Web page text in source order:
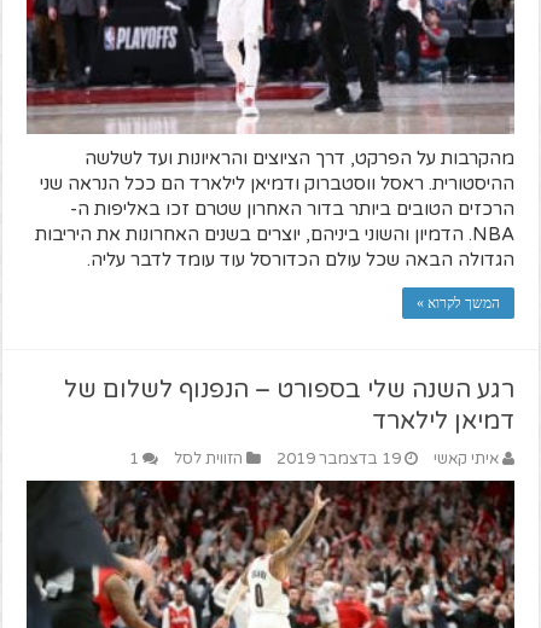
מהקרבות על הפרקט, דרך הציוצים והראיונות ועד לשלשה
ההיסטורית. ראסל ווסטברוק ודמיאן לילארד הם ככל הנראה שני
הרכזים הטובים ביותר בדור האחרון שטרם זכו באליפות ה-
NBA. הדמיון והשוני ביניהם, יוצרים בשנים האחרונות את היריבות
הגדולה הבאה שכל עולם הכדורסל עוד עומד לדבר עליה.
המשך לקרוא »
רגע השנה שלי בספורט – הנפנוף לשלום של
דמיאן לילארד
איתי קאשי 19 בדצמבר 2019 הזווית לסל 1